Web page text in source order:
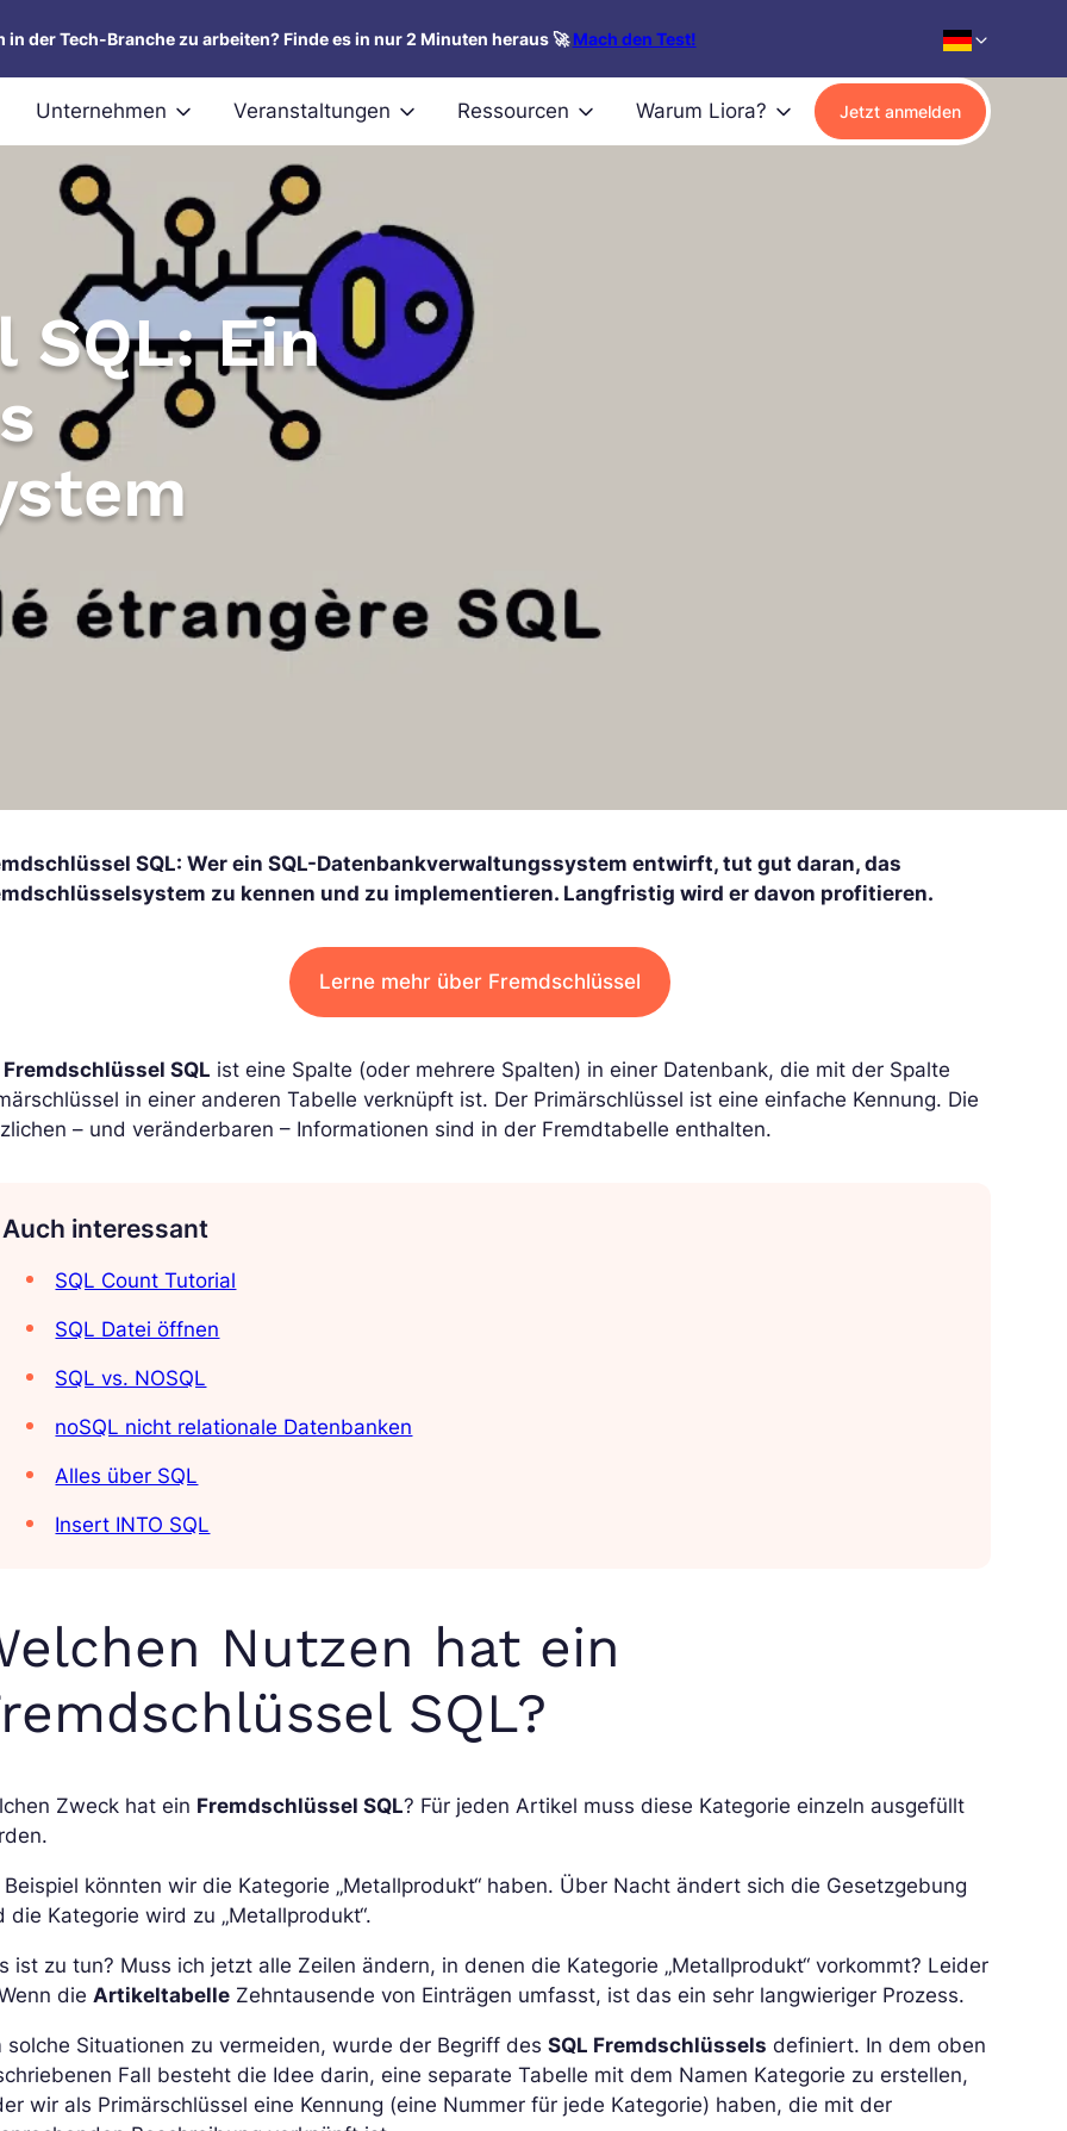
in der Tech-Branche zu arbeiten? Finde es in nur 2 Minuten heraus 🚀Mach den Test!
Unternehmen Veranstaltungen Ressourcen Warum Liora? Jetzt anmelden
SQL: Ein
SQL: Wer ein SQL-Datenbankverwaltungssystem entwirft, tut gut daran, das
zu kennen und zu implementieren. Langfristig wird er davon profitieren.
Lerne mehr über Fremdschlüssel
Fremdschlüssel SQL ist eine Spalte (oder mehrere Spalten) in einer Datenbank, die mit der Spalte
in einer anderen Tabelle verknüpft ist. Der Primärschlüssel ist eine einfache Kennung. Die
– und veränderbaren – Informationen sind in der Fremdtabelle enthalten.
Auch interessant
SQL Count Tutorial
SQL Datei öffnen
SQL vs. NOSQL
noSQL nicht relationale Datenbanken
Alles über SQL
Insert INTO SQL
Nutzen hat ein
SQL?
Zweck hat ein Fremdschlüssel SQL? Für jeden Artikel muss diese Kategorie einzeln ausgefüllt
Beispiel könnten wir die Kategorie „Metallprodukt“ haben. Über Nacht ändert sich die Gesetzgebung
die Kategorie wird zu „Metallprodukt“.
ist zu tun? Muss ich jetzt alle Zeilen ändern, in denen die Kategorie „Metallprodukt“ vorkommt? Leider
dieArtikeltabelle Zehntausende von Einträgen umfasst, ist das ein sehr langwieriger Prozess.
solche Situationen zu vermeiden, wurde der Begriff desSQL Fremdschlüssels definiert. In dem oben
Fall besteht die Idee darin, eine separate Tabelle mit dem Namen Kategorie zu erstellen,
wir als Primärschlüssel eine Kennung (eine Nummer für jede Kategorie) haben, die mit der